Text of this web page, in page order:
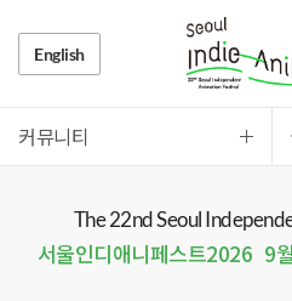
English
커뮤니티
The 22nd Seoul
서울인디애니페스트2026 9